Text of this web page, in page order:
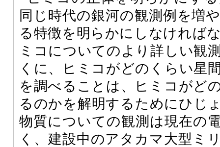
同じ時代の銀河の観測例を増
る特徴を明らかにしなければ
ミコについてのより詳しい観
くに、ヒミコがどのくらい星
を調べることは、ヒミコがど
るのかを解明するためにひじ
物質についての観測は現在の
く、建設中のアタカマ大型ミ